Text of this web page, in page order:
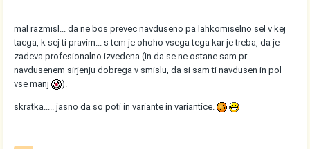
mal razmisl... da ne bos prevec navduseno pa lahkomiselno sel v kej
tacga, k sej ti pravim... s tem je ohoho vsega tega kar je treba, da je
zadeva profesionalno izvedena (in da se ne ostane sam pr
navdusenem sirjenju dobrega v smislu, da si sam ti navdusen in pol
vse manj
).
skratka..... jasno da so poti in variante in variantice.